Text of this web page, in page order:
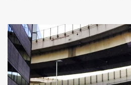
本駕照之方式，即可在日本駕駛汽車或
期停留者，後者是適合長期居留者之制
利為目的之計程車或大客車之駕駛，
第二種駕駛執照（職業駕照）。 引述
我開頭所說，在日本租車，除了一般的